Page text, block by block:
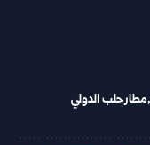
مطار حلب الدولي